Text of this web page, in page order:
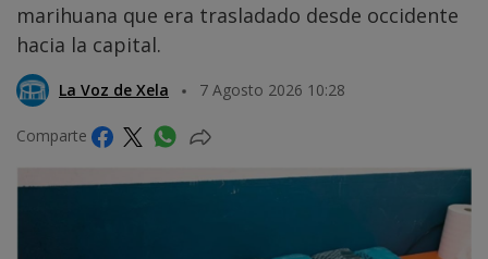
marihuana que era trasladado desde occidente
hacia la capital.
La Voz de Xela 7 Agosto 2026 10:28
Comparte